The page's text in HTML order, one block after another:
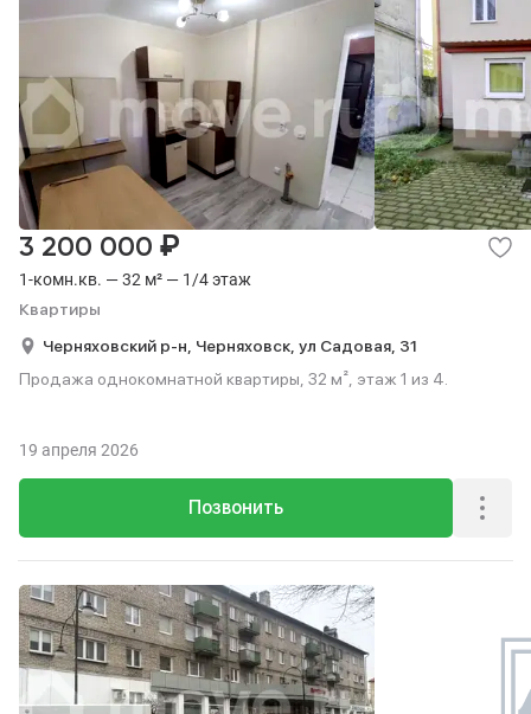
1-комн.кв. — 32 м² — 1/4 этаж
Квартиры
3 200 000 ₽
Черняховский р-н, Черняховск, ул Садовая, 31
Продажа однокомнатной квартиры, 32 м², этаж 1 из 4.
Позвонить
19 апреля 2026